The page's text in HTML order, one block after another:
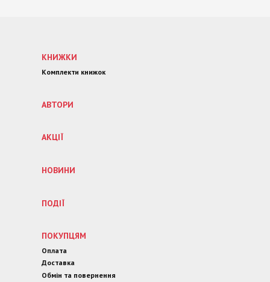
КНИЖКИ
Комплекти книжок
АВТОРИ
АКЦІЇ
НОВИНИ
ПОДІЇ
ПОКУПЦЯМ
Оплата
Доставка
Обмін та повернення